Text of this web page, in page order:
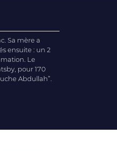
Sa mère a
ensuite : un 2
Le
pour 170
Abdullah”.